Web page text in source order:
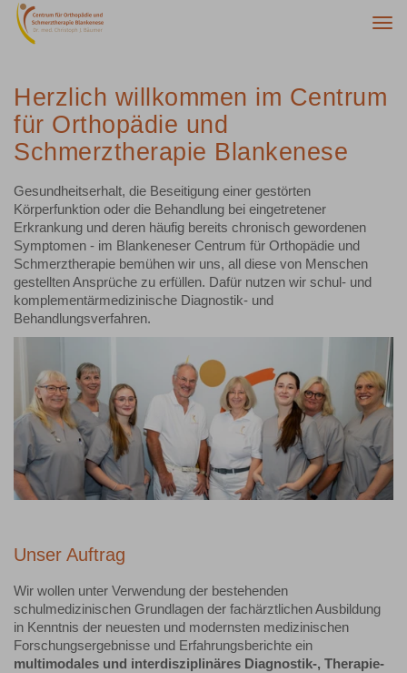
Herzlich willkommen im Centrum
für Orthopädie und
Schmerztherapie Blankenese
Gesundheitserhalt, die Beseitigung einer gestörten
Körperfunktion oder die Behandlung bei eingetretener
Erkrankung und deren häufig bereits chronisch gewordenen
Symptomen - im Blankeneser Centrum für Orthopädie und
Schmerztherapie bemühen wir uns, all diese von Menschen
gestellten Ansprüche zu erfüllen. Dafür nutzen wir schul- und
komplementärmedizinische Diagnostik- und
Behandlungsverfahren.
Unser Auftrag
Wir wollen unter Verwendung der bestehenden
schulmedizinischen Grundlagen der fachärztlichen Ausbildung
in Kenntnis der neuesten und modernsten medizinischen
Forschungsergebnisse und Erfahrungsberichte ein
multimodales und interdisziplinäres Diagnostik-, Therapie-